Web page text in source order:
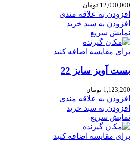
12,000,000 تومان
افزودن به علاقه مندی
افزودن به سبد خرید
نمایش سریع
برای مقایسه اضافه کنید
بست آویز سایز 22
1,123,200 تومان
افزودن به علاقه مندی
افزودن به سبد خرید
نمایش سریع
برای مقایسه اضافه کنید